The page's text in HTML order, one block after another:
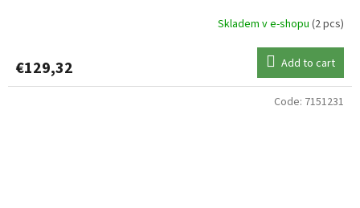
Skladem v e-shopu (2 pcs)
€129,32 Add to cart
Code: 7151231